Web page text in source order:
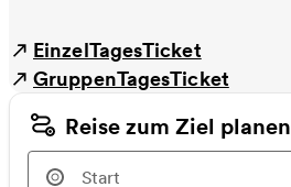
EinzelTagesTicket
GruppenTagesTicket
Reise zum Ziel planen